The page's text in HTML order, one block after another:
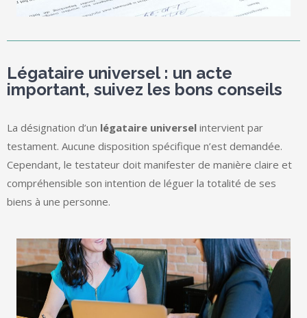
Légataire universel : un acte
important, suivez les bons conseils
La désignation d’un légataire universel intervient par
testament. Aucune disposition spécifique n’est demandée.
Cependant, le testateur doit manifester de manière claire et
compréhensible son intention de léguer la totalité de ses
biens à une personne.